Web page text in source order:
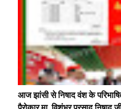
आज झांसी से निषाद वंश के